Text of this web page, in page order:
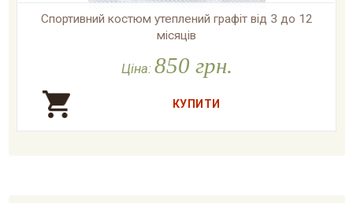
Спортивний костюм утеплений графіт від 3 до 12
місяців
У наявності
Ціна: 850 грн.